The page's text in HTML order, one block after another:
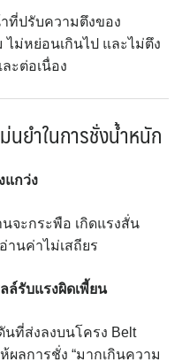
ที่ปรับความตึงของ
ม่หย่อนเกินไป และไม่ตึง
ะต่อเนื่อง
ยำในการชั่งน้ำหนัก
แกว่ง
จะกระพือ เกิดแรงสั่น
านค่าไม่เสถียร
ล์รับแรงผิดเพี้ยน
นที่ส่งลงบนโครง Belt
ผลการชั่ง “มากเกินความ